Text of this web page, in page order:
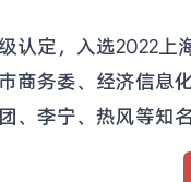
认定，入选2022上
商务委、经济信息
、李宁、热风等知